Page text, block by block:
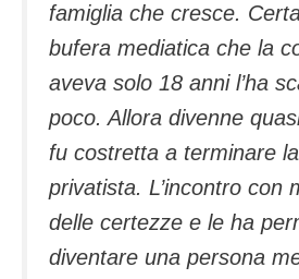
famiglia che cresce.
bufera mediatica che la
aveva solo 18 anni l’ha
poco. Allora divenne
fu costretta a terminare
privatista. L’incontro con
delle certezze e le ha
diventare una persona